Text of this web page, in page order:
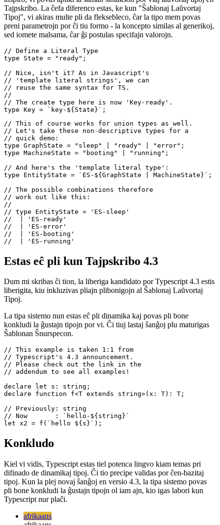
Komencante kun Typescript 4.1, ĉi tiu koncepto plue disvolviĝis.
Prenante "Ŝablonajn Laŭvortajn Ĉenojn" de Ĝavaskripto kiel
inspiro, vi povas apliki la saman sintakson por viaj laŭvortaj tipoj en
Tajpskribo. La ĉefa diferenco estas, ke kun "Ŝablonaj Laŭvortaj
Tipoj", vi akiras multe pli da fleksebleco, ĉar la tipo mem povas
preni parametrojn por ĉi tiu formo - la koncepto similas al generikoj,
sed iomete malsama, ĉar ĝi postulas specifajn valorojn.
// Define a Literal Type
type State = "ready";
// Nice, isn't it? As in Javascript's
// 'template literal strings', we can
// reuse the same syntax for TS.
// The create type here is now 'Key-ready'.
// This of course works for union types as well.
// Let's take these non-descriptive types for a
type GraphState = "sleep" | "ready" | "error";
type MachineState = "booting" | "running";
// And here's the 'template literal type':
type EntityState = `ES-${GraphState | MachineState}`;
// The possible combinations therefore
// work out like this:
//
// type EntityState = 'ES-sleep'
//  | 'ES-ready'
//  | 'ES-booting'
Estas eĉ pli kun Tajpskribo 4.3
Dum mi skribas ĉi tion, la liberiga kandidato por Typescript 4.3 estis
liberigita, kiu inkluzivas pliajn plibonigojn al Ŝablonaj Laŭvortaj
Tipoj.
La tipa sistemo nun estas eĉ pli dinamika kaj povas pli bone
konkludi la ĝustajn tipojn por vi. Ĉi tiuj lastaj ŝanĝoj plu maturigas
Ŝablonan Ŝnurspecon.
// This example is taken 1:1 from
// Please check out the link in the
// addendum to see all examples!
declare let s: string;
declare function f<T extends string>(x: T): T;
// Now       : `hello-${string}`
Konkludo
Kiel vi vidis, Typescript estas tiel potenca lingvo kiam temas pri
difinado de dinamikaj tipoj. Ĉi tio precipe validas por ĉen-bazitaj
tipoj. Kun la plej novaj ŝanĝoj en versio 4.3, la tipa sistemo povas
pli bone konkludi la ĝustajn tipojn ol iam ajn, kio igas labori kun
Typescript nur plaĉi.